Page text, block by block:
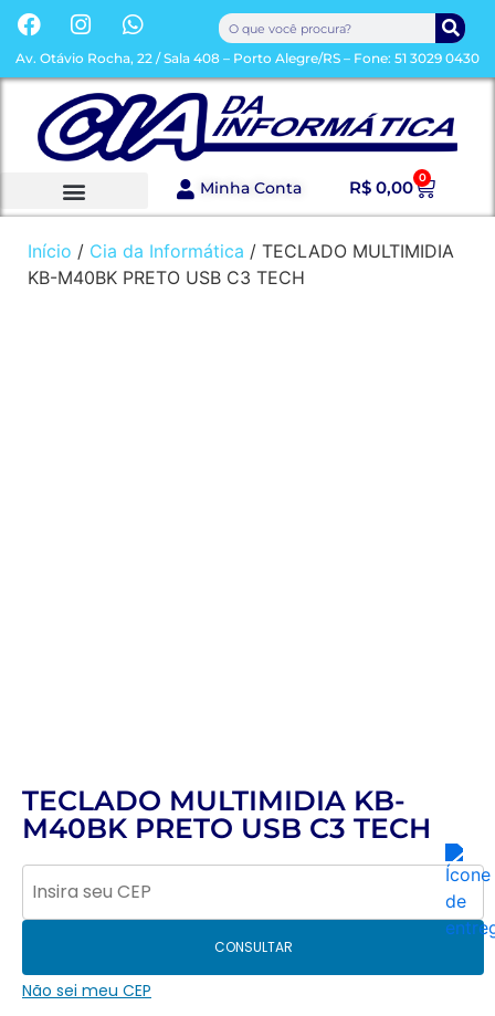
Av. Otávio Rocha, 22 / Sala 408 – Porto Alegre/RS – Fone: 51 3029 0430
Minha Conta R$ 0,00 0
Início / Cia da Informática / TECLADO MULTIMIDIA
KB-M40BK PRETO USB C3 TECH
TECLADO MULTIMIDIA KB-
M40BK PRETO USB C3 TECH
CONSULTAR
Não sei meu CEP